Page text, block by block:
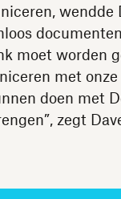
wendde
moet worden
met
doen met
zegt